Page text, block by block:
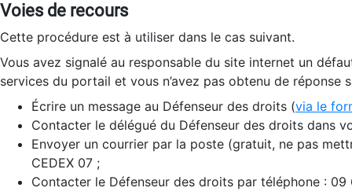
Voies de recours
Cette procédure est à utiliser dans le cas suivant.
Vous avez signalé au responsable du site internet un
services du portail et vous n’avez pas obtenu de réponse
Écrire un message au Défenseur des droits (via le
Contacter le délégué du Défenseur des droits dans
Envoyer un courrier par la poste (gratuit, ne pas
CEDEX 07 ;
Contacter le Défenseur des droits par téléphone :